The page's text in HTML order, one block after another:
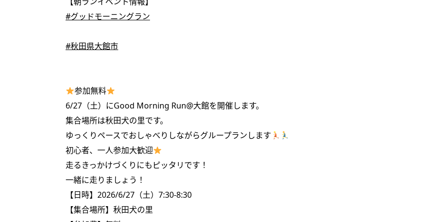
#グッドモーニングラン
#秋田県大館市
参加無料
6/27（土）にGood Morning Run@大館を開催します。
集合場所は秋田犬の里です。
ゆっくりペースでおしゃべりしながらグループランします
初心者、一人参加大歓迎
走るきっかけづくりにもピッタリです！
一緒に走りましょう！
【日時】2026/6/27（土）7:30-8:30
【集合場所】秋田犬の里